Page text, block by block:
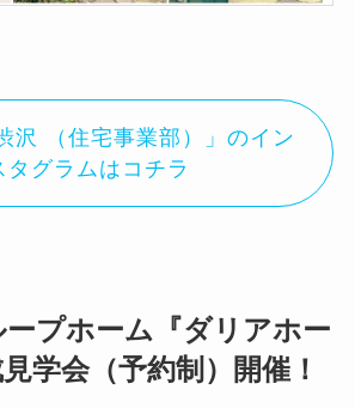
沢 （住宅事業部）」のイン
タグラムはコチラ
プホーム『ダリアホー
学会（予約制）開催！